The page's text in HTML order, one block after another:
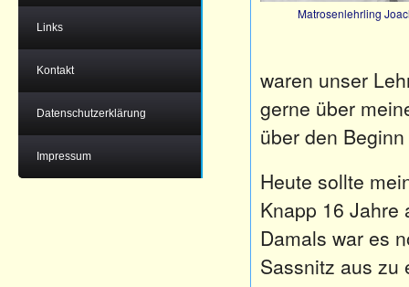
Links
Kontakt
Datenschutzerklärung
Impressum
Matrosenlehrling
waren unser
gerne über
über den
Heute sollte
Knapp 16
Damals war es
Sassnitz aus zu